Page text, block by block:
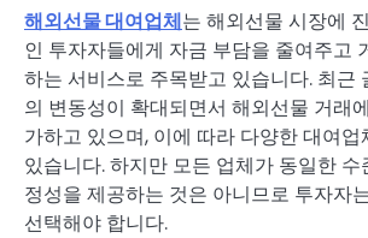
해외선물 대여업체는 해외선물 시장에
인 투자자들에게 자금 부담을 줄여주고
하는 서비스로 주목받고 있습니다. 최근
의 변동성이 확대되면서 해외선물 거래
가하고 있으며, 이에 따라 다양한 대여
있습니다. 하지만 모든 업체가 동일한
정성을 제공하는 것은 아니므로 투자자
선택해야 합니다.